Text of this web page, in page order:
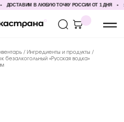
ДОСТАВИМ В ЛЮБУЮ ТОЧКУ РОССИИ ОТ 1 ДНЯ
Ингредиенты и продукты
безалкогольный «Русская водка»